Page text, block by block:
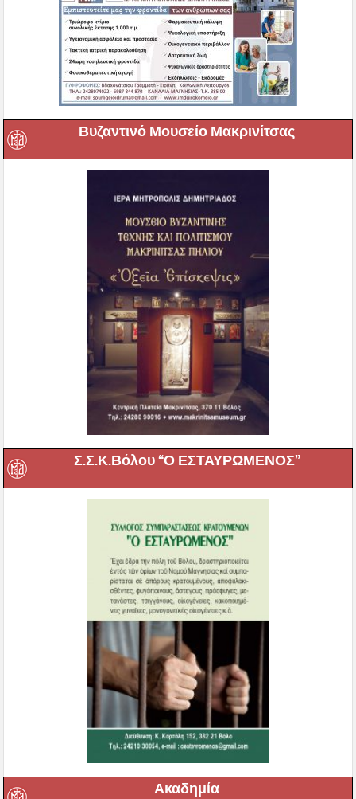
Βυζαντινό Μουσείο Μακρινίτσας
Σ.Σ.Κ.Βόλου “Ο ΕΣΤΑΥΡΩΜΕΝΟΣ”
Ακαδημία